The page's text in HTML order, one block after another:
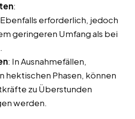
:
erforderlich, jedoch
geringeren Umfang als bei
: In Ausnahmefällen,
hektischen Phasen, können
zu Überstunden
werden.